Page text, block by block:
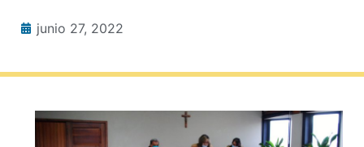
junio 27, 2022